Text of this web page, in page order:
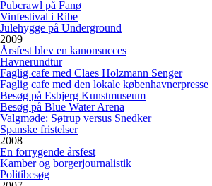
Pubcrawl på Fanø
Vinfestival i Ribe
Julehygge på Underground
2009
Årsfest blev en kanonsucces
Havnerundtur
Faglig cafe med Claes Holzmann Senger
Faglig cafe med den lokale københavnerpresse
Besøg på Esbjerg Kunstmuseum
Besøg på Blue Water Arena
Valgmøde: Søtrup versus Snedker
Spanske fristelser
2008
En forrygende årsfest
Kamber og borgerjournalistik
Politibesøg